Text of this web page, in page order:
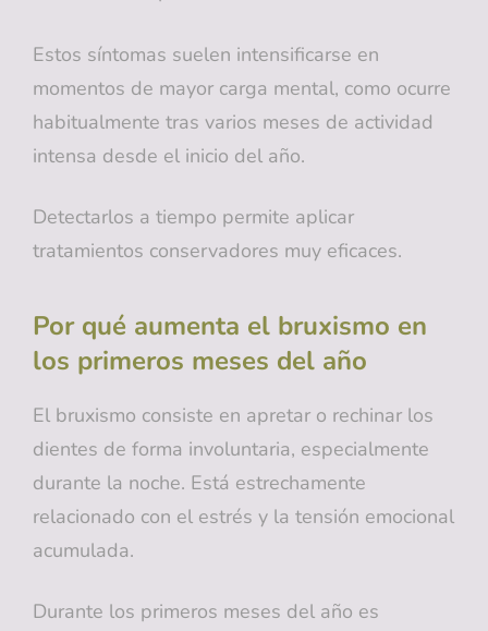
Estos síntomas suelen intensificarse en
momentos de mayor carga mental, como ocurre
habitualmente tras varios meses de actividad
intensa desde el inicio del año.
Detectarlos a tiempo permite aplicar
tratamientos conservadores muy eficaces.
Por qué aumenta el bruxismo en
los primeros meses del año
El bruxismo consiste en apretar o rechinar los
dientes de forma involuntaria, especialmente
durante la noche. Está estrechamente
relacionado con el estrés y la tensión emocional
acumulada.
Durante los primeros meses del año es